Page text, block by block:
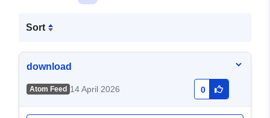
Sort
download
Atom Feed 14 April 2026 0